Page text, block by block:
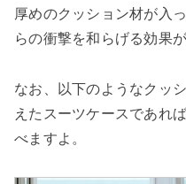
厚めのクッション材が入
らの衝撃を和らげる効果
なお、以下のようなクッ
えたスーツケースであれ
べますよ。